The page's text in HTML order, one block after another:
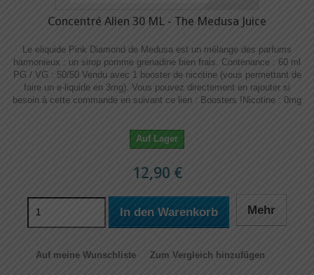
Concentré Alien 30 ML - The Medusa Juice
Le eliquide Pink Diamond de Medusa est un mélange des parfums
harmonieux : un sirop pomme grenadine bien frais. Contenance : 60 ml
PG / VG : 50/50 Vendu avec 1 booster de nicotine (vous permettant de
faire un e-liquide en 3mg). Vous pouvez directement en rajouter si
besoin à cette commande en suivant ce lien : Boosters !​​ Nicotine : 0mg
Auf Lager
12,90 €
In den Warenkorb Mehr
Auf meine Wunschliste Zum Vergleich hinzufügen